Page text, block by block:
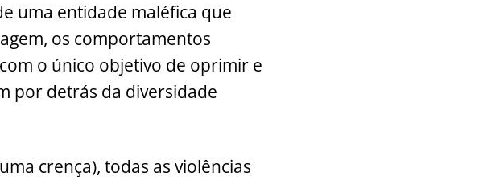
uma entidade maléfica que
os comportamentos
o único objetivo de oprimir e
por detrás da diversidade
crença), todas as violências